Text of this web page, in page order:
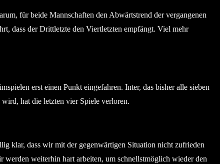
für beide Mannschaften den Abwärtstrend der vergangenen
dass der Drittletzte den Viertletzten empfängt. Viel mehr
erst einen Punkt eingefahren. Inter, das bisher alle sieben
hat die letzten vier Spiele verloren.
klar, dass wir mit der gegenwärtigen Situation nicht zufrieden
weiterhin hart arbeiten, um schnellstmöglich wieder den